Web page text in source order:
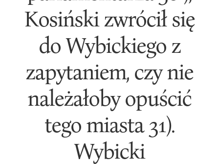
Kosiński zwrócił się
do Wybickiego z
zapytaniem, czy nie
należałoby opuścić
tego miasta 31).
Wybicki